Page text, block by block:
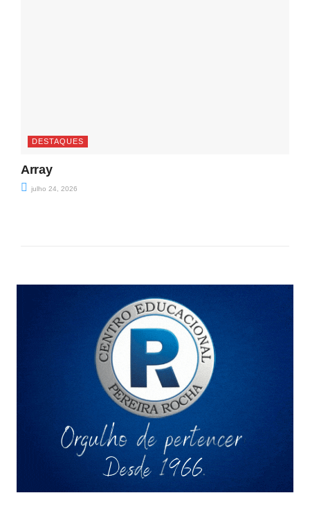
DESTAQUES
Array
julho 24, 2026